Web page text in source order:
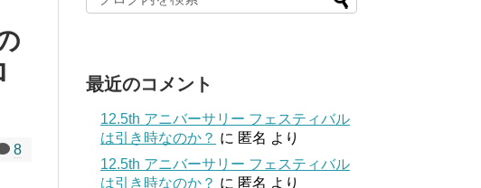
8
最近のコメント
12.5th アニバーサリー フェスティバル
は引き時なのか？ に 匿名 より
12.5th アニバーサリー フェスティバル
は引き時なのか？ に 匿名 より